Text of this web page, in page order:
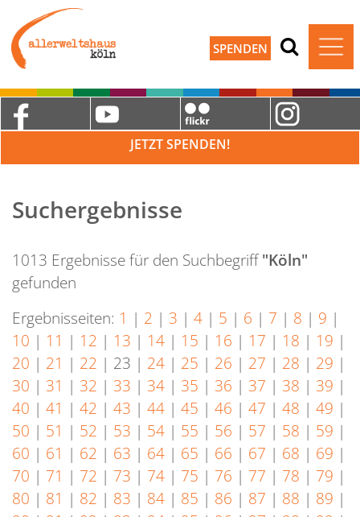
SPENDEN
JETZT SPENDEN!
Suchergebnisse
1013 Ergebnisse für den Suchbegriff"Köln"
gefunden
Ergebnisseiten: 1 | 2 | 3 | 4 | 5 | 6 | 7 | 8 | 9 |
10 | 11 | 12 | 13 | 14 | 15 | 16 | 17 | 18 | 19 |
20 | 21 | 22 | 23 | 24 | 25 | 26 | 27 | 28 | 29 |
30 | 31 | 32 | 33 | 34 | 35 | 36 | 37 | 38 | 39 |
40 | 41 | 42 | 43 | 44 | 45 | 46 | 47 | 48 | 49 |
50 | 51 | 52 | 53 | 54 | 55 | 56 | 57 | 58 | 59 |
60 | 61 | 62 | 63 | 64 | 65 | 66 | 67 | 68 | 69 |
70 | 71 | 72 | 73 | 74 | 75 | 76 | 77 | 78 | 79 |
80 | 81 | 82 | 83 | 84 | 85 | 86 | 87 | 88 | 89 |